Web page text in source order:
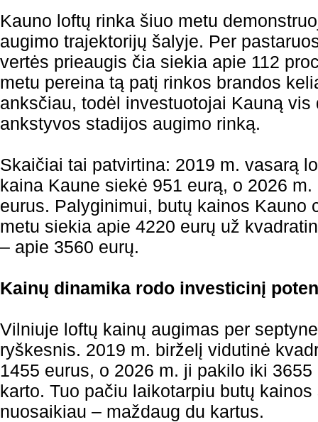
Kauno loftų rinka šiuo metu
augimo trajektorijų šalyje. Per
vertės prieaugis čia siekia apie 112
metu pereina tą patį rinkos brandos
anksčiau, todėl investuotojai Kauną
ankstyvos stadijos augimo rinką.
Skaičiai tai patvirtina: 2019 m. vasarą
kaina Kaune siekė 951 eurą, o 2026
eurus. Palyginimui, butų kainos Kauno
metu siekia apie 4220 eurų už
– apie 3560 eurų.
Kainų dinamika rodo investicinį
Vilniuje loftų kainų augimas per
ryškesnis. 2019 m. birželį vidutinė
1455 eurus, o 2026 m. ji pakilo iki
karto. Tuo pačiu laikotarpiu butų
nuosaikiau – maždaug du kartus.